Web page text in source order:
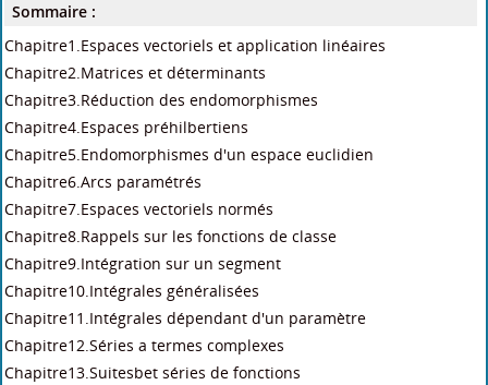
Sommaire :
Chapitre1.Espaces vectoriels et application linéaires
Chapitre2.Matrices et déterminants
Chapitre3.Réduction des endomorphismes
Chapitre4.Espaces préhilbertiens
Chapitre5.Endomorphismes d'un espace euclidien
Chapitre6.Arcs paramétrés
Chapitre7.Espaces vectoriels normés
Chapitre8.Rappels sur les fonctions de classe
Chapitre9.Intégration sur un segment
Chapitre10.Intégrales généralisées
Chapitre11.Intégrales dépendant d'un paramètre
Chapitre12.Séries a termes complexes
Chapitre13.Suitesbet séries de fonctions